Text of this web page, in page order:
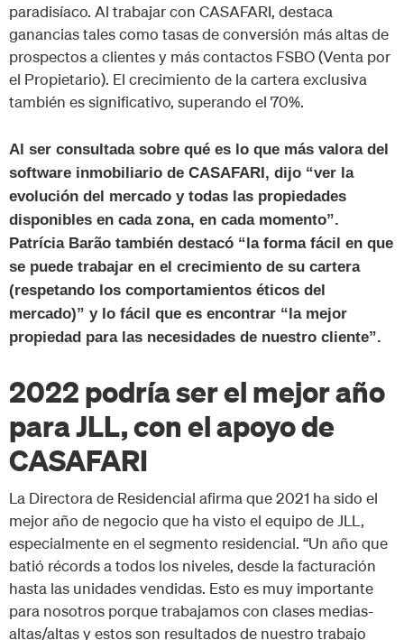
paradisíaco. Al trabajar con CASAFARI, destaca
ganancias tales como tasas de conversión más altas de
prospectos a clientes y más contactos FSBO (Venta por
el Propietario). El crecimiento de la cartera exclusiva
también es significativo, superando el 70%.
Al ser consultada sobre qué es lo que más valora del
software inmobiliario de CASAFARI, dijo “ver la
evolución del mercado y todas las propiedades
disponibles en cada zona, en cada momento”.
Patrícia Barão también destacó “la forma fácil en que
se puede trabajar en el crecimiento de su cartera
(respetando los comportamientos éticos del
mercado)” y lo fácil que es encontrar “la mejor
propiedad para las necesidades de nuestro cliente”.
2022 podría ser el mejor año
para JLL, con el apoyo de
CASAFARI
La Directora de Residencial afirma que 2021 ha sido el
mejor año de negocio que ha visto el equipo de JLL,
especialmente en el segmento residencial. “Un año que
batió récords a todos los niveles, desde la facturación
hasta las unidades vendidas. Esto es muy importante
para nosotros porque trabajamos con clases medias-
altas/altas y estos son resultados de nuestro trabajo